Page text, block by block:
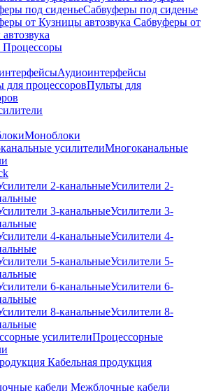
Сабвуферы под сиденье
Сабвуферы от
Процессоры
Аудиоинтерфейсы
Пульты для
Моноблоки
Многоканальные
Усилители 2-
Усилители 3-
Усилители 4-
Усилители 5-
Усилители 6-
Усилители 8-
Процессорные
Кабельная продукция
Межблочные кабели